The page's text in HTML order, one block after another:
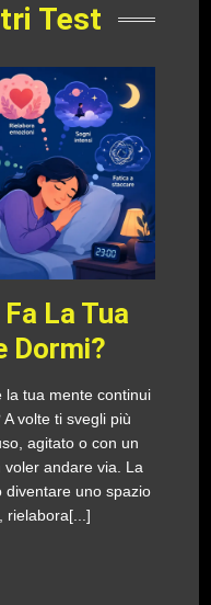
Test
La Tua
Dormi?
la tua mente continui
volte ti svegli più
agitato o con un
andare via. La
diventare uno spazio
rielabora[...]